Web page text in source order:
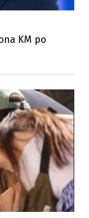
KM po